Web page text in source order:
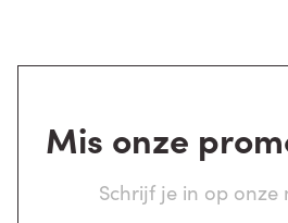
Mis onze
Schrijf je in op onze